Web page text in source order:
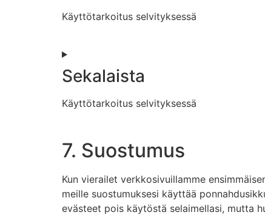
Käyttötarkoitus selvityksessä
Sekalaista
Käyttötarkoitus selvityksessä
7. Suostumus
Kun vierailet verkkosivuillamme
meille suostumuksesi käyttää
evästeet pois käytöstä selaimellasi, mutta